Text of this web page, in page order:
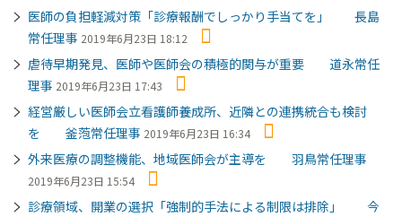
医師の負担軽減対策「診療報酬でしっかり手当てを」 長島
常任理事 2019年6月23日 18:12
虐待早期発見、医師や医師会の積極的関与が重要 道永常任
理事 2019年6月23日 17:43
経営厳しい医師会立看護師養成所、近隣との連携統合も検討
を 釜萢常任理事 2019年6月23日 16:34
外来医療の調整機能、地域医師会が主導を 羽鳥常任理事
2019年6月23日 15:54
診療領域、開業の選択「強制的手法による制限は排除」 今